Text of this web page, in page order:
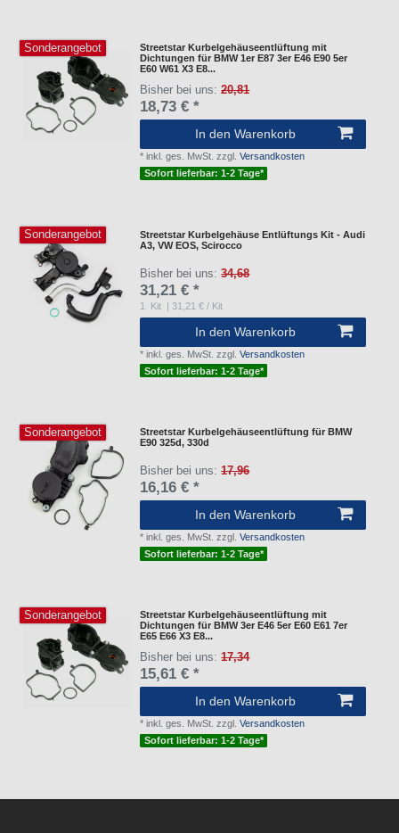
Sonderangebot
Streetstar Kurbelgehäuseentlüftung mit
Dichtungen für BMW 1er E87 3er E46 E90 5er
E60 W61 X3 E8...
Bisher bei uns:20,81
18,73 € *
In den Warenkorb
*inkl. ges. MwSt. zzgl.Versandkosten
Sofort lieferbar: 1-2 Tage*
Sonderangebot
Streetstar Kurbelgehäuse Entlüftungs Kit - Audi
A3, VW EOS, Scirocco
Bisher bei uns:34,68
31,21 € *
1 Kit | 31,21 € / Kit
In den Warenkorb
*inkl. ges. MwSt. zzgl.Versandkosten
Sofort lieferbar: 1-2 Tage*
Sonderangebot
Streetstar Kurbelgehäuseentlüftung für BMW
E90 325d, 330d
Bisher bei uns:17,96
16,16 € *
In den Warenkorb
*inkl. ges. MwSt. zzgl.Versandkosten
Sofort lieferbar: 1-2 Tage*
Sonderangebot
Streetstar Kurbelgehäuseentlüftung mit
Dichtungen für BMW 3er E46 5er E60 E61 7er
E65 E66 X3 E8...
Bisher bei uns:17,34
15,61 € *
In den Warenkorb
*inkl. ges. MwSt. zzgl.Versandkosten
Sofort lieferbar: 1-2 Tage*